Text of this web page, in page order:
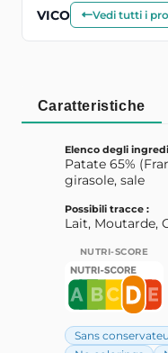
VICO Vedi tutti i
Caratteristiche
Elenco degli
Patate 65%
girasole, sale
Possibili tracce :
Lait, Moutarde,
NUTRI-SCORE
Sans